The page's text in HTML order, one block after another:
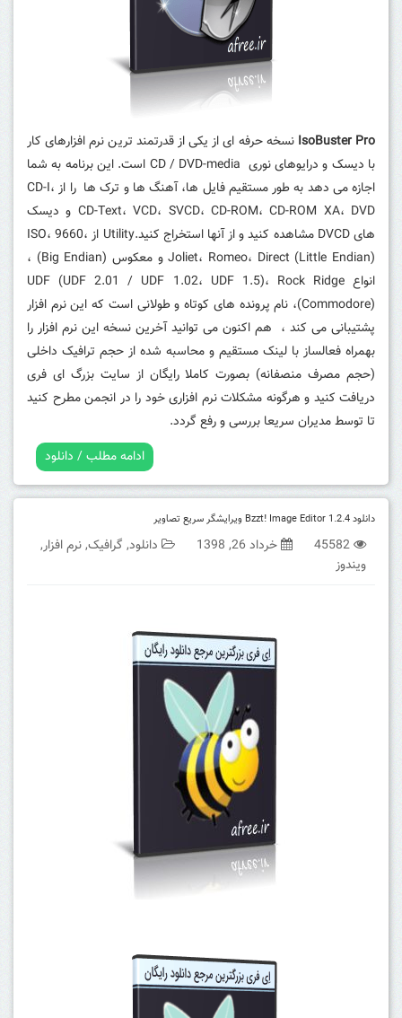
IsoBuster Pro نسخه حرفه ای از یکی از قدرتمند ترین نرم افزارهای کار
با دیسک و درایوهای نوری CD / DVD-media است.
این برنامه به شما
اجازه می دهد به طور مستقیم فایل ها، آهنگ ها و ترک ها را از CD-I،
CD-Text، VCD، SVCD، CD-ROM، CD-ROM XA، DVD و دیسک
های DVCD مشاهده کنید و از آنها استخراج کنید.
Utility از ISO، 9660،
Joliet، Romeo، Direct (Little Endian) و معکوس (Big Endian) ،
انواع UDF (UDF 2.01 / UDF 1.02، UDF 1.5)، Rock Ridge
(Commodore)، نام پرونده های کوتاه و طولانی است که این نرم افزار
پشتیبانی می کند ، هم اکنون می توانید آخرین نسخه این نرم افزار را
بهمراه فعالساز با لینک مستقیم و محاسبه شده از حجم ترافیک داخلی
(حجم مصرف منصفانه) بصورت کاملا رایگان از سایت بزرگ ای فری
دریافت کنید و هرگونه مشکلات نرم افزاری خود را در انجمن مطرح کنید
تا توسط مدیران سریعا بررسی و رفع گردد.
ادامه مطلب / دانلود
دانلود Bzzt! Image Editor 1.2.4 ویرایشگر سریع تصاویر
45582 خرداد 26, 1398 دانلود, گرافیک,نرم افزار,
ویندوز